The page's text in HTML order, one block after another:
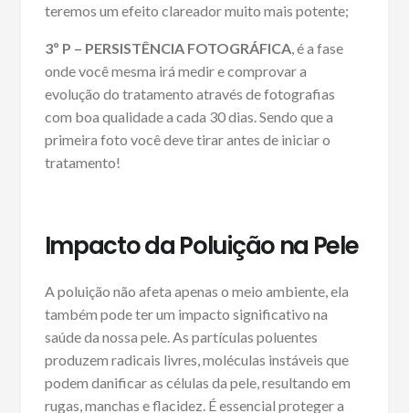
teremos um efeito clareador muito mais potente;
3º P – PERSISTÊNCIA FOTOGRÁFICA, é a fase
onde você mesma irá medir e comprovar a
evolução do tratamento através de fotografias
com boa qualidade a cada 30 dias. Sendo que a
primeira foto você deve tirar antes de iniciar o
tratamento!
Impacto da Poluição na Pele
A poluição não afeta apenas o meio ambiente, ela
também pode ter um impacto significativo na
saúde da nossa pele. As partículas poluentes
produzem radicais livres, moléculas instáveis que
podem danificar as células da pele, resultando em
rugas, manchas e flacidez. É essencial proteger a